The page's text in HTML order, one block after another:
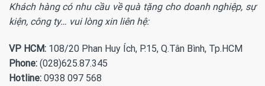
Khách hàng có nhu cầu về quà tặng cho doanh nghiệp, sự
kiện, công ty… vui lòng xin liên hệ:
VP HCM: 108/20 Phan Huy Ích, P.15, Q.Tân Bình, Tp.HCM
Phone: (028)625.87.345
Hotline: 0938 097 568